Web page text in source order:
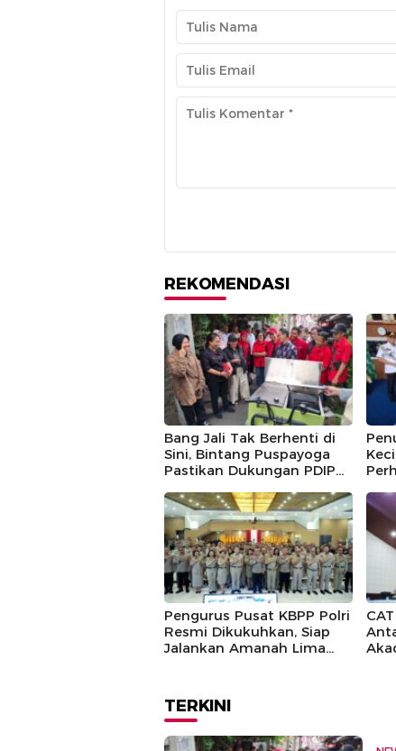
REKOMENDASI
Bang Jali Tak Berhenti di
Sini, Bintang Puspayoga
Pastikan Dukungan PDIP
Pengurus Pusat KBPP Polri
Resmi Dikukuhkan, Siap
Jalankan Amanah Lima
TERKINI